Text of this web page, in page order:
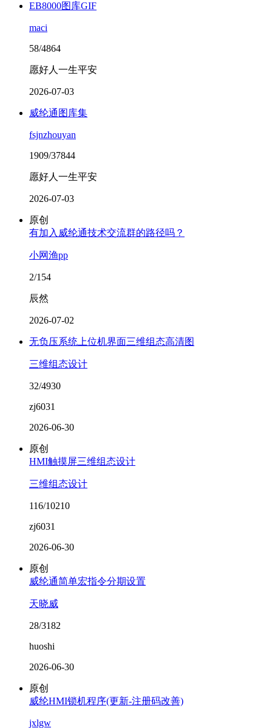
EB8000图库GIF
maci
58/4864
愿好人一生平安
2026-07-03
威纶通图库集
fsjnzhouyan
1909/37844
愿好人一生平安
2026-07-03
原创
有加入威纶通技术交流群的路径吗？
小网渔pp
2/154
辰然
2026-07-02
无负压系统上位机界面三维组态高清图
三维组态设计
32/4930
zj6031
2026-06-30
原创
HMI触摸屏三维组态设计
三维组态设计
116/10210
zj6031
2026-06-30
原创
威纶通简单宏指令分期设置
天晓威
28/3182
huoshi
2026-06-30
原创
威纶HMI锁机程序(更新-注册码改善)
jxlgw